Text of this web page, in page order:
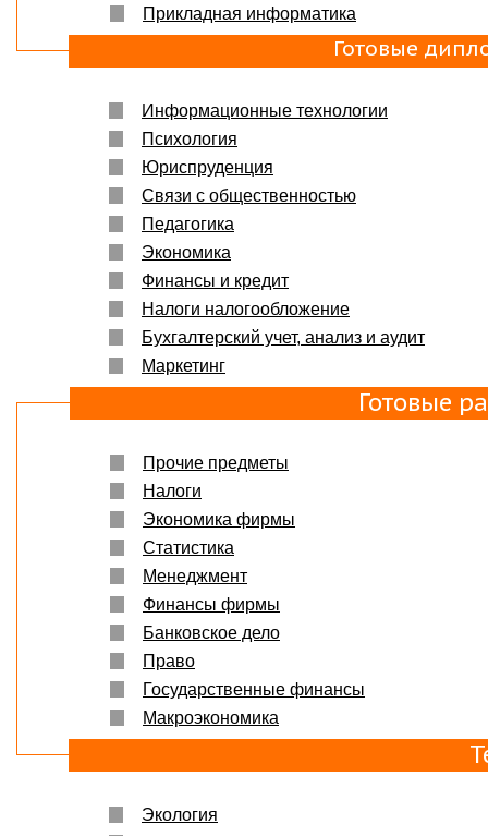
Прикладная информатика
Готовые
Информационные технологии
Психология
Юриспруденция
Связи с общественностью
Педагогика
Экономика
Финансы и кредит
Налоги налогообложение
Бухгалтерский учет, анализ и аудит
Маркетинг
Готовые
Прочие предметы
Налоги
Экономика фирмы
Статистика
Менеджмент
Финансы фирмы
Банковское дело
Право
Государственные финансы
Макроэкономика
Экология